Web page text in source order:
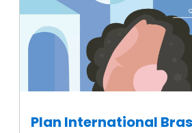
Plan International